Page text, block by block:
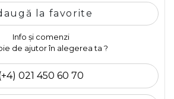
la favorite
Info și comenzi
de ajutor în alegerea ta ?
021 450 60 70